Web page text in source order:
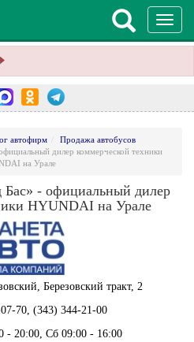
автофирм
Продажа автобусов
дилер коммерческой техники
на Урале
Бас» - официальный дилер
HYUNDAI на Урале
Березовский тракт, 2
70, (343) 344-21-00
- 20:00, Сб 09:00 - 16:00